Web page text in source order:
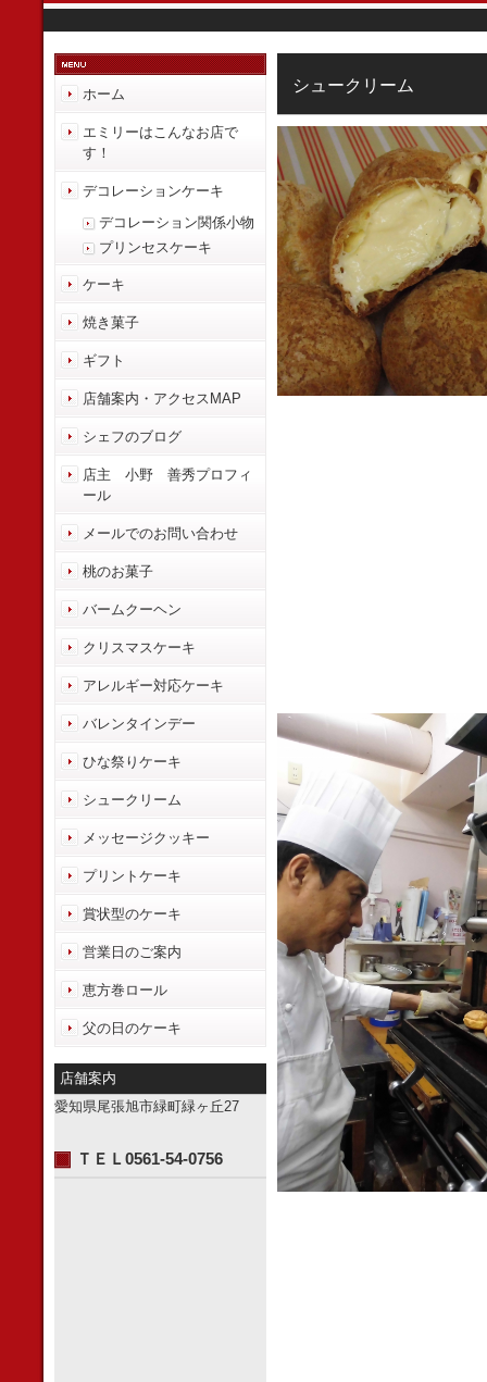
シュークリーム
ホーム
エミリーはこんなお店で
す！
デコレーションケーキ
デコレーション関係小物
プリンセスケーキ
ケーキ
焼き菓子
ギフト
店舗案内・アクセスMAP
シェフのブログ
店主 小野 善秀プロフィ
ール
メールでのお問い合わせ
桃のお菓子
バームクーヘン
クリスマスケーキ
アレルギー対応ケーキ
バレンタインデー
ひな祭りケーキ
シュークリーム
メッセージクッキー
プリントケーキ
賞状型のケーキ
営業日のご案内
恵方巻ロール
父の日のケーキ
店舗案内
愛知県尾張旭市緑町緑ヶ丘27
ＴＥＬ0561-54-0756